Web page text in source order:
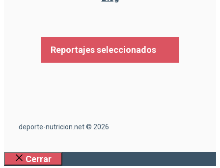
Reportajes seleccionados
deporte-nutricion.net © 2026
Cerrar